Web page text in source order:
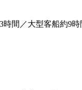
時間／大型客船約9時